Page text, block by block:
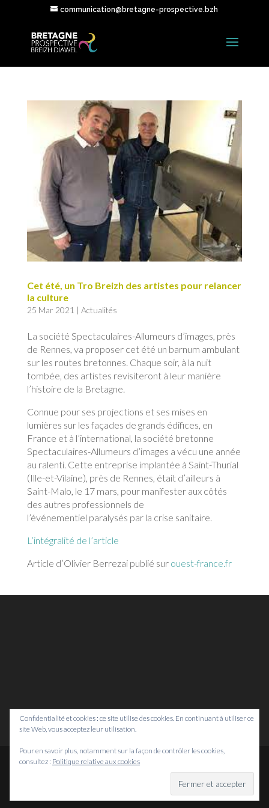
communication@bretagne-prospective.bzh
Cet été, un Tro Breizh des artistes pour relancer
la culture
25 Mar 2021 | Actualités
La société Spectaculaires-Allumeurs d’images, près
de Rennes, va proposer cet été un barnum ambulant
sur les routes bretonnes. Chaque soir, à la nuit
tombée, des artistes revisiteront à leur manière
l’histoire de la Bretagne.
Connue pour ses projections et ses mises en
lumières sur les façades de grands édifices, en
France et à l’international, la société bretonne
Spectaculaires-Allumeurs d’images a vécu une année
au ralenti. Cette entreprise implantée à Saint-Thurial
(Ille-et-Vilaine), près de Rennes, était d’ailleurs à
Saint-Malo, le 17 mars, pour manifester aux côtés
des autres professionnels de
l’événementiel paralysés par la crise sanitaire.
L’intégralité de l’article
Article d’Olivier Berrezai publié sur ouest-france.fr
2026
Mentions légales
Confidentialité et cookies : ce site utilise des cookies. En continuant à utiliser ce
site Web, vous acceptez leur utilisation.
Pour en savoir plus, notamment sur la façon de contrôler les cookies,
consultez : Politique relative aux cookies